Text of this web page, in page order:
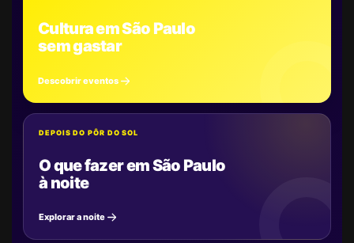
Cultura em São Paulo
sem gastar
Descobrir eventos
DEPOIS DO PÔR DO SOL
O que fazer em São Paulo
à noite
Explorar a noite